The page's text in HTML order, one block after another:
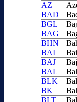
AZ
BAD
BGL
BAG
BHN
BAI
Bai
BAJ
BAL
BLK
BK